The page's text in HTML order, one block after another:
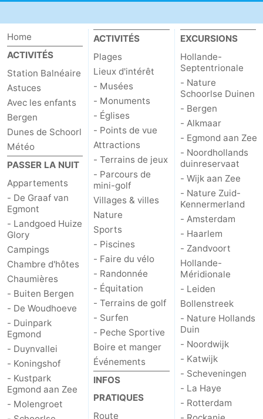
Home
ACTIVITÉS
Station Balnéaire
Astuces
Avec les enfants
Bergen
Dunes de Schoorl
Météo
PASSER LA NUIT
Appartements
- De Graaf van
Egmont
- Landgoed Huize
Glory
Campings
Chambre d'hôtes
Chaumières
- Buiten Bergen
- De Woudhoeve
- Duinpark
Egmond
- Duynvallei
- Koningshof
- Kustpark
Egmond aan Zee
- Molengroet
ACTIVITÉS
Plages
Lieux d'intérêt
- Musées
- Monuments
- Églises
- Points de vue
Attractions
- Terrains de jeux
- Parcours de
mini-golf
Villages & villes
Nature
Sports
- Piscines
- Faire du vélo
- Randonnée
- Équitation
- Terrains de golf
- Surfen
- Peche Sportive
Boire et manger
Événements
INFOS
PRATIQUES
Route
EXCURSIONS
Hollande-
Septentrionale
- Nature
Schoorlse Duinen
- Bergen
- Alkmaar
- Egmond aan Zee
- Noordhollands
duinreservaat
- Wijk aan Zee
- Nature Zuid-
Kennermerland
- Amsterdam
- Haarlem
- Zandvoort
Hollande-
Méridionale
- Leiden
Bollenstreek
- Nature Hollands
Duin
- Noordwijk
- Katwijk
- Scheveningen
- La Haye
- Rotterdam